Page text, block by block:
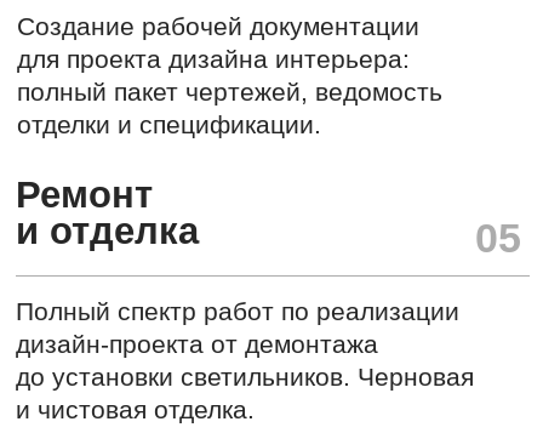
Политика
конфиденциальности
Комплектация объекта
Цены
Контакты
СТУДИЯ ДИЗАЙНА
ИНТЕРЬЕРА
Дизайн сайта